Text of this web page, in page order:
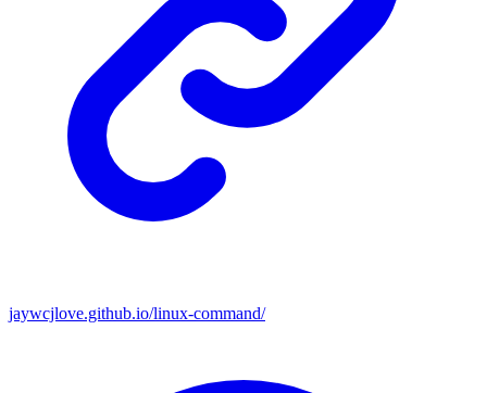
jaywcjlove.github.io/linux-command/